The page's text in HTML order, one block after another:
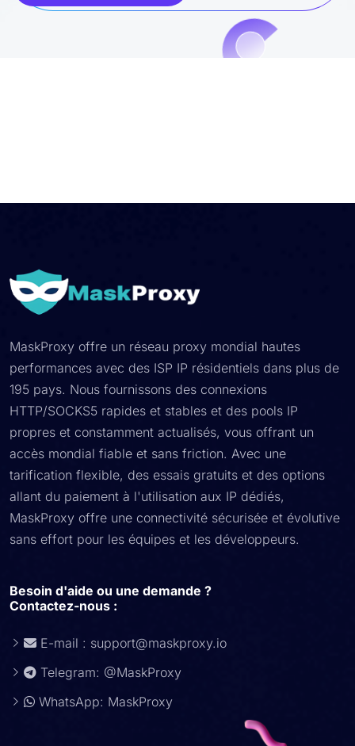
MaskProxy offre un réseau proxy mondial hautes
performances avec des ISP IP résidentiels dans plus de
195 pays. Nous fournissons des connexions
HTTP/SOCKS5 rapides et stables et des pools IP
propres et constamment actualisés, vous offrant un
accès mondial fiable et sans friction. Avec une
tarification flexible, des essais gratuits et des options
allant du paiement à l'utilisation aux IP dédiés,
MaskProxy offre une connectivité sécurisée et évolutive
sans effort pour les équipes et les développeurs.
Besoin d'aide ou une demande ?
Contactez-nous :
E-mail : support@maskproxy.io
Telegram: @MaskProxy
WhatsApp: MaskProxy